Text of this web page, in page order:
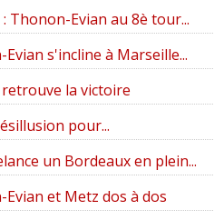
Thonon-Evian au 8è tour...
Evian s'incline à Marseille...
retrouve la victoire
pour...
un Bordeaux en plein...
Evian et Metz dos à dos